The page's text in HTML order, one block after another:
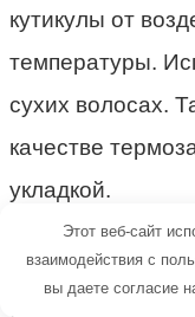
кутикулы от
температуры.
сухих волосах.
качестве
укладкой.
Этот веб-сайт
взаимодействия с
вы даете согласие